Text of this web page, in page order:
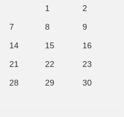
1
2
7 8
9
14 15
16
21 22
23
28 29
30